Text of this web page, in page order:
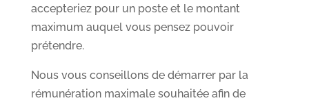
accepteriez pour un poste et le montant
maximum auquel vous pensez pouvoir
prétendre.
Nous vous conseillons de démarrer par la
rémunération maximale souhaitée afin de